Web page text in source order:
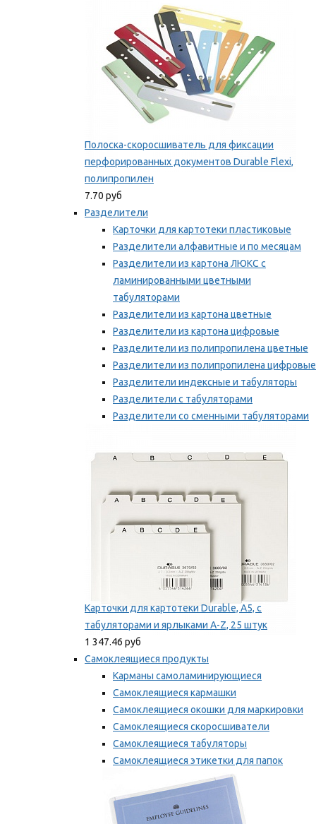
Полоска-скоросшиватель для фиксации
перфорированных документов Durable Flexi,
полипропилен
7.70 руб
Разделители
Карточки для картотеки пластиковые
Разделители алфавитные и по месяцам
Разделители из картона ЛЮКС с
ламинированными цветными
табуляторами
Разделители из картона цветные
Разделители из картона цифровые
Разделители из полипропилена цветные
Разделители из полипропилена цифровые
Разделители индексные и табуляторы
Разделители с табуляторами
Разделители со сменными табуляторами
Карточки для картотеки Durable, A5, с
табуляторами и ярлыками A-Z, 25 штук
1 347.46 руб
Самоклеящиеся продукты
Карманы самоламинирующиеся
Самоклеящиеся кармашки
Самоклеящиеся окошки для маркировки
Самоклеящиеся скоросшиватели
Самоклеящиеся табуляторы
Самоклеящиеся этикетки для папок
Таблички для маркировки
Мы рекомендуем